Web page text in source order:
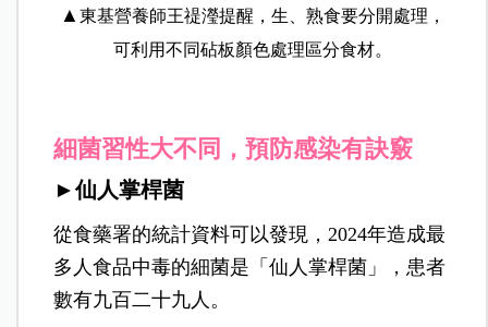
▲ 東基營養師王禔瀅提醒，生、熟食要分開處理，
可利用不同砧板顏色處理區分食材。
細菌習性大不同，預防感染有訣竅
►仙人掌桿菌
從食藥署的統計資料可以發現，2024年造成最
多人食品中毒的細菌是「仙人掌桿菌」，患者
數有九百二十九人。